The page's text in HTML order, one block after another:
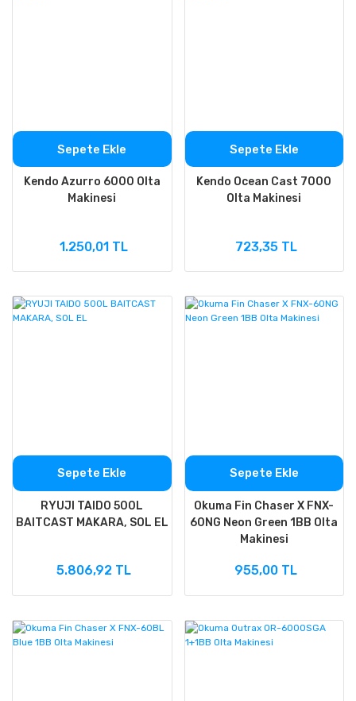
Sepete Ekle
Kendo Azurro 6000 Olta
Makinesi
1.250,01 TL
Sepete Ekle
Kendo Ocean Cast 7000
Olta Makinesi
723,35 TL
Sepete Ekle
RYUJI TAIDO 500L
BAITCAST MAKARA, SOL EL
5.806,92 TL
Sepete Ekle
Okuma Fin Chaser X FNX-
60NG Neon Green 1BB Olta
Makinesi
955,00 TL